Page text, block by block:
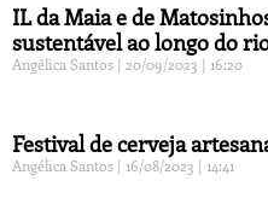
IL da Maia e de
sustentável ao longo do
Angélica Santos 20/09/2023 16:20
Festival de cerveja
Angélica Santos 16/08/2023 14:41